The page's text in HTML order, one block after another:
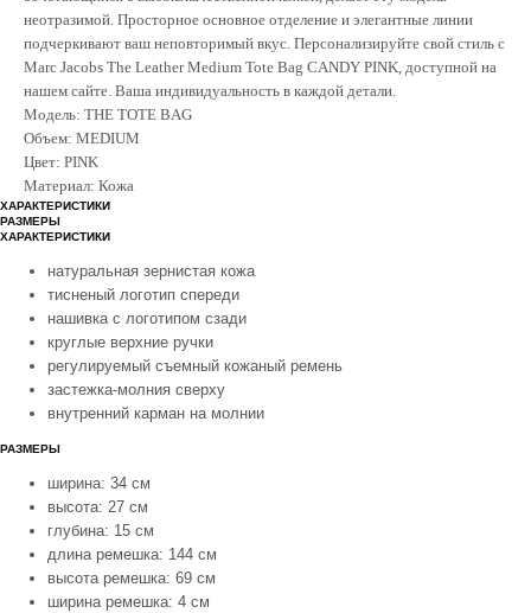
неотразимой. Просторное основное отделение и элегантные линии
подчеркивают ваш неповторимый вкус. Персонализируйте свой стиль с
Marc Jacobs The Leather Medium Tote Bag CANDY PINK, доступной на
нашем сайте. Ваша индивидуальность в каждой детали.
Модель: THE TOTE BAG
Объем: MEDIUM
Цвет: PINK
Материал: Кожа
ХАРАКТЕРИСТИКИ
РАЗМЕРЫ
ХАРАКТЕРИСТИКИ
натуральная зернистая кожа
тисненый логотип спереди
нашивка с логотипом сзади
круглые верхние ручки
регулируемый съемный кожаный ремень
застежка-молния сверху
внутренний карман на молнии
РАЗМЕРЫ
ширина: 34 см
высота: 27 см
глубина: 15 см
длина ремешка: 144 см
высота ремешка: 69 см
ширина ремешка: 4 см